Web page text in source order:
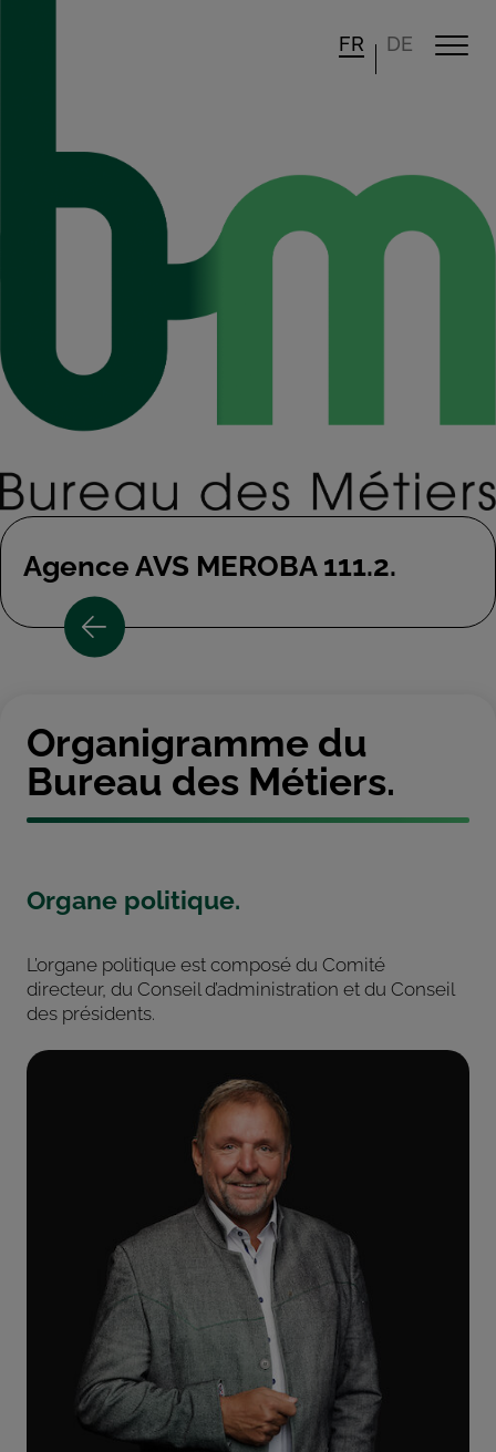
FR DE
Agence AVS MEROBA 111.2.
Organigramme du
Bureau des Métiers.
Organe politique.
L’organe politique est composé du Comité
directeur, du Conseil d’administration et du Conseil
des présidents.